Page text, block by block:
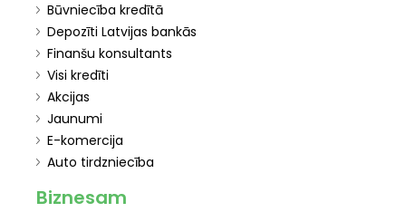
Būvniecība kredītā
Depozīti Latvijas bankās
Finanšu konsultants
Visi kredīti
Akcijas
Jaunumi
E-komercija
Auto tirdzniecība
Biznesam